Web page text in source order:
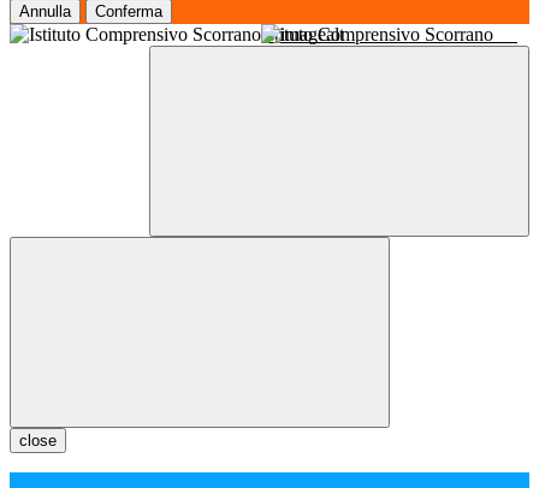
Annulla Conferma
Istituto Comprensivo Scorrano
close